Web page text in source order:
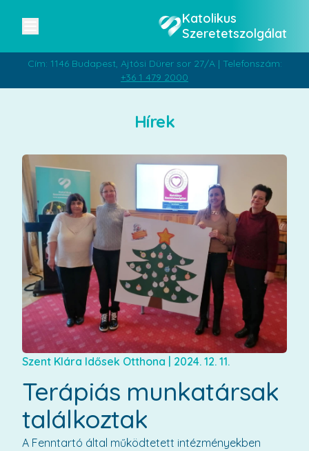
Katolikus
Szeretetszolgálat
Cím: 1146 Budapest, Ajtósi Dürer sor 27/A | Telefonszám:
+36 1 479 2000
Hírek
Szent Klára Idősek Otthona 2024. 12. 11.
Terápiás munkatársak
találkoztak
A Fenntartó által működtetett intézményekben